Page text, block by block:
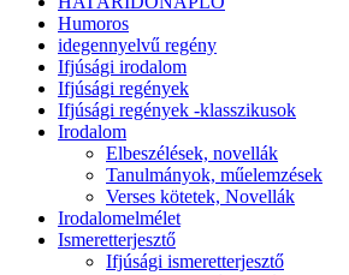
Humoros
idegennyelvű regény
Ifjúsági irodalom
Ifjúsági regények
Ifjúsági regények -klasszikusok
Irodalom
Elbeszélések, novellák
Tanulmányok, műelemzések
Verses kötetek, Novellák
Irodalomelmélet
Ismeretterjesztő
Ifjúsági ismeretterjesztő